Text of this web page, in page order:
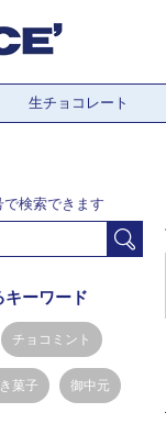
生チョコレート
検索できます
キーワード
チョコミント
菓子 御中元